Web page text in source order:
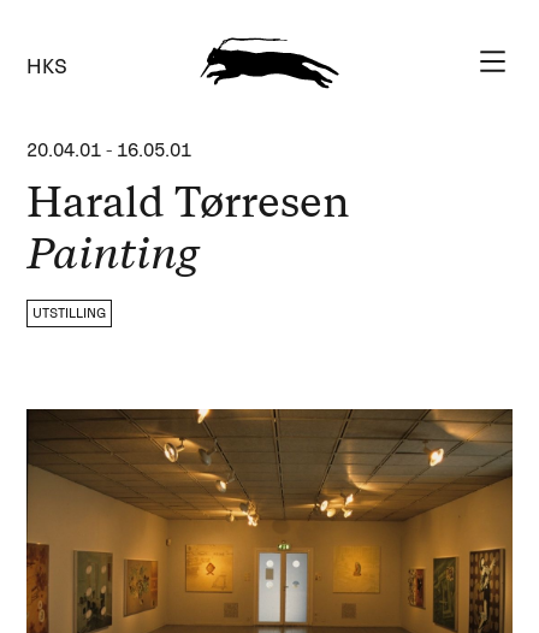
HKS
20.04.01 - 16.05.01
Harald Tørresen
Painting
UTSTILLING